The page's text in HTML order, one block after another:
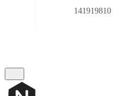
141919810